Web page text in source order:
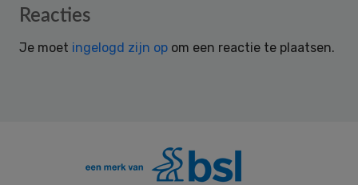
Reader
Reacties
Je moet ingelogd zijn op om een reactie te plaatsen.